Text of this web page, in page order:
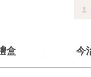
盒 今